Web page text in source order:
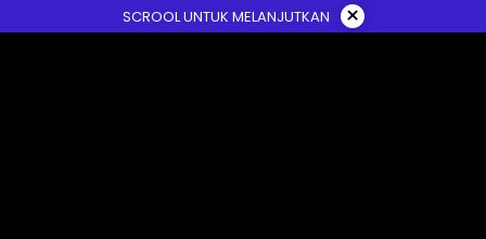
to
SCROOL UNTUK MELANJUTKAN ×